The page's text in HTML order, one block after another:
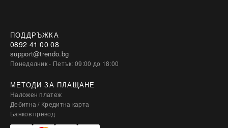
ПОДДРЪЖКА
0892 41 00 08
support@trendo.bg
Понеделник - Петък: 09:00 до 18:00
МЕТОДИ ЗА ПЛАЩАНЕ
Наложен платеж
Дебитна / Кредитна карта
Банков превод